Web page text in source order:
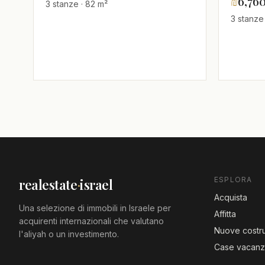
3 stanze · 82 m²
3 stanze
realestate·israel
Una selezione di immobili in Israele per
acquirenti internazionali che valutano
l'aliyah o un investimento.
ESPLORA
Acquista
Affitta
Nuove
Case